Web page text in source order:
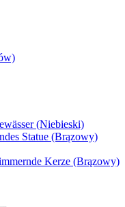
(Niebieski)
Statue (Brązowy)
Kerze (Brązowy)